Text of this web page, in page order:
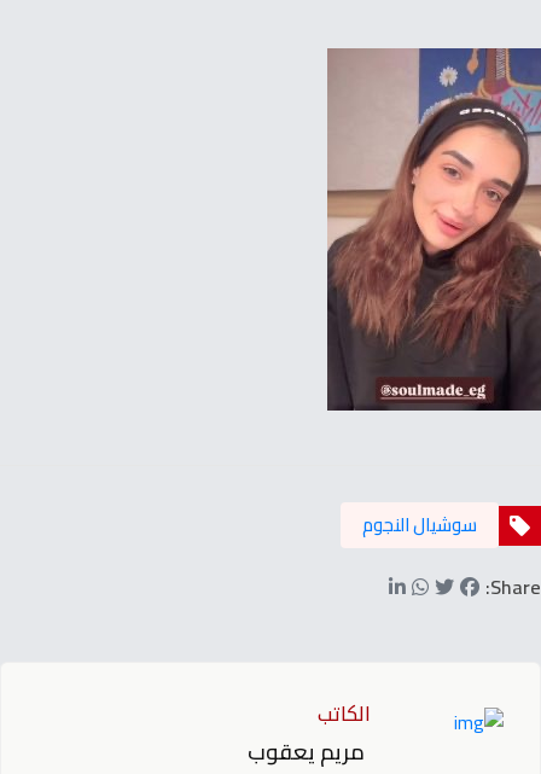
سوشيال النجوم
Share:
الكاتب
مريم يعقوب